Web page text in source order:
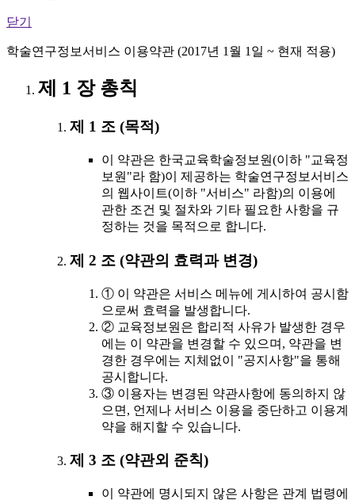
닫기
학술연구정보서비스 이용약관 (2017년 1월 1일 ~ 현재 적용)
제 1 장 총칙
제 1 조 (목적)
이 약관은 한국교육학술정보원(이하 "교육정
보원"라 함)이 제공하는 학술연구정보서비스
의 웹사이트(이하 "서비스" 라함)의 이용에
관한 조건 및 절차와 기타 필요한 사항을 규
정하는 것을 목적으로 합니다.
제 2 조 (약관의 효력과 변경)
① 이 약관은 서비스 메뉴에 게시하여 공시함
으로써 효력을 발생합니다.
② 교육정보원은 합리적 사유가 발생한 경우
에는 이 약관을 변경할 수 있으며, 약관을 변
경한 경우에는 지체없이 "공지사항"을 통해
공시합니다.
③ 이용자는 변경된 약관사항에 동의하지 않
으면, 언제나 서비스 이용을 중단하고 이용계
약을 해지할 수 있습니다.
제 3 조 (약관외 준칙)
이 약관에 명시되지 않은 사항은 관계 법령에